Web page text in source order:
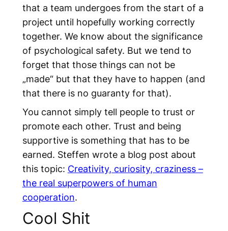
that a team undergoes from the start of a
project until hopefully working correctly
together. We know about the significance
of psychological safety. But we tend to
forget that those things can not be
„made“ but that they have to happen (and
that there is no guaranty for that).
You cannot simply tell people to trust or
promote each other. Trust and being
supportive is something that has to be
earned. Steffen wrote a blog post about
this topic: Creativity, curiosity, craziness –
the real superpowers of human
cooperation.
Cool Shit